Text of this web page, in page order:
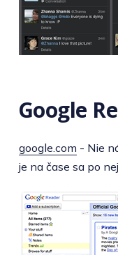
Google
google.com - Nie
je na čase sa po